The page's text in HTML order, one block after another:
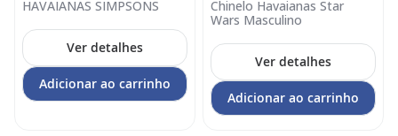
HAVAIANAS SIMPSONS
Ver detalhes
Adicionar ao carrinho
Chinelo Havaianas Star
Wars Masculino
Ver detalhes
Adicionar ao carrinho